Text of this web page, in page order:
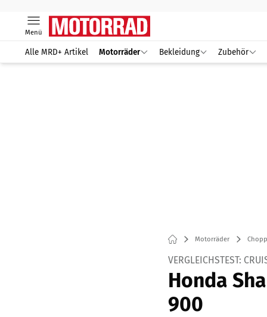
Menü
Alle MRD+ Artikel Motorräder Bekleidung Zubehör
Motorräder
VERGLEICHSTEST:
Honda
900